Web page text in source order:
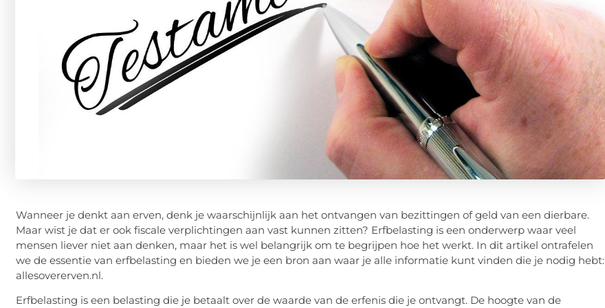
Wanneer je denkt aan erven, denk je waarschijnlijk aan het ontvangen van bezittingen of geld van een dierbare.
Maar wist je dat er ook fiscale verplichtingen aan vast kunnen zitten? Erfbelasting is een onderwerp waar veel
mensen liever niet aan denken, maar het is wel belangrijk om te begrijpen hoe het werkt. In dit artikel ontrafelen
we de essentie van erfbelasting en bieden we je een bron aan waar je alle informatie kunt vinden die je nodig hebt:
allesovererven.nl.
Erfbelasting is een belasting die je betaalt over de waarde van de erfenis die je ontvangt. De hoogte van de